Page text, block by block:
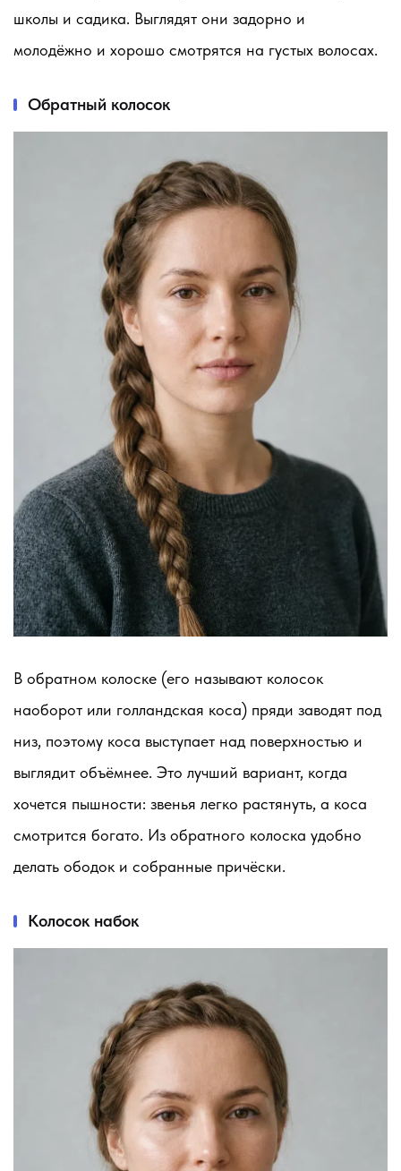
школы и садика. Выглядят они задорно и
молодёжно и хорошо смотрятся на густых волосах.
Обратный колосок
В обратном колоске (его называют колосок
наоборот или голландская коса) пряди заводят под
низ, поэтому коса выступает над поверхностью и
выглядит объёмнее. Это лучший вариант, когда
хочется пышности: звенья легко растянуть, а коса
смотрится богато. Из обратного колоска удобно
делать ободок и собранные причёски.
Колосок набок